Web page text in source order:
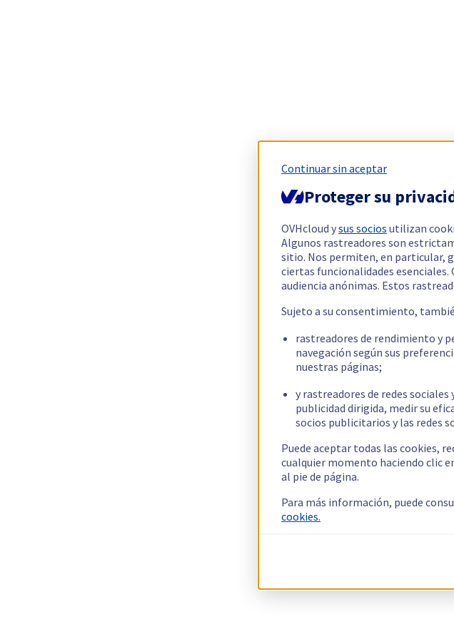
Continuar sin aceptar
Proteger su
OVHcloud ysus socios utilizan
Algunos rastreadores son
sitio. Nos permiten, en particular,
ciertas funcionalidades
audiencia anónimas. Estos
Sujeto a su consentimiento,
rastreadores de rendimiento y
navegación según sus
nuestras páginas;
y rastreadores de redes
publicidad dirigida, medir su
socios publicitarios y las redes
Puede aceptar todas las cookies,
cualquier momento haciendo clic
al pie de página.
Para más información, puede
cookies.